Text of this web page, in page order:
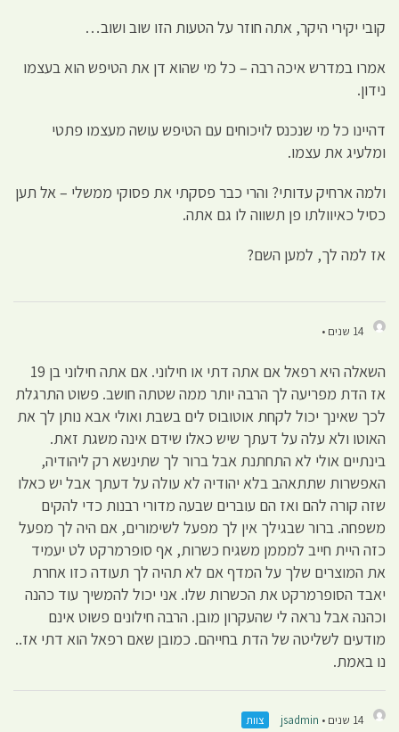
קובי יקירי היקר, אתה חוזר על הטעות הזו שוב ושוב…
אמרו במדרש איכה רבה – כל מי שהוא דן את הטיפש הוא בעצמו
נידון.
דהיינו כל מי שנכנס לויכוחים עם הטיפש עושה מעצמו פתטי
ומלעיג את עצמו.
ולמה ארחיק עדותי? והרי כבר פסקתי את פסוקי ממשלי – אל תען
כסיל כאיוולתו פן תשווה לו גם אתה.
אז למה לך, למען השם?
14 שנים •
השאלה היא רפאל אם אתה דתי או חילוני. אם אתה חילוני בן 19
אז הדת מפריעה לך הרבה יותר ממה שטתה חושב. פשוט התרגלת
לכך שאינך יכול לקחת אוטובוס לים בשבת ואולי אבא נותן לך את
האוטו ולא עלה על דעתך שיש כאלו שידם אינה משגת זאת.
בינתיים אולי לא התחתנת אבל ברור לך שתינשא רק ליהודיה,
האפשרות שתתאהב בלא יהודיה לא עולה על דעתך אבל יש כאלו
שזה קורה להם ואז הם עוברים שבעה מדורי רבנות כדי להקים
משפחה. ברור שבגילך אין לך מפעל לשימורים, אם היה לך מפעל
כזה היית חייב למממן משגיח כשרות, אף סופרמרקט לט יעמיד
את המוצרים שלך על המדף אם לא תהיה לך תעודה כזו אחרת
יאבד הסופרמרקט את הכשרות שלו. אני יכול להמשיך עוד כהנה
וכהנה אבל נראה לי שהעקרון מובן. הרבה חילונים פשוט אינם
מודעים לשליטה של הדת בחייהם. כמובן שאם רפאל הוא דתי אז..
נו באמת.
14 שנים • jsadmin צוות